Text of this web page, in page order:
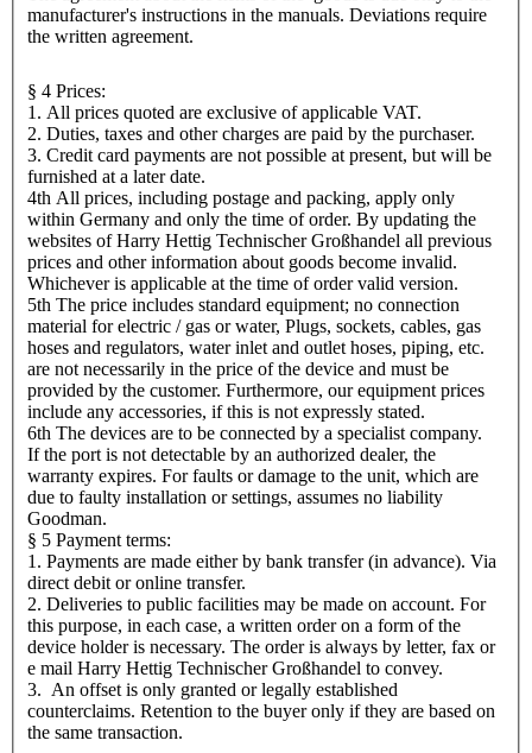
manufacturer's instructions in the manuals. Deviations require
the written agreement.
§ 4 Prices:
1. All prices quoted are exclusive of applicable VAT.
2. Duties, taxes and other charges are paid by the purchaser.
3. Credit card payments are not possible at present, but will be
furnished at a later date.
4th All prices, including postage and packing, apply only
within Germany and only the time of order. By updating the
websites of Harry Hettig Technischer Großhandel all previous
prices and other information about goods become invalid.
Whichever is applicable at the time of order valid version.
5th The price includes standard equipment; no connection
material for electric / gas or water, Plugs, sockets, cables, gas
hoses and regulators, water inlet and outlet hoses, piping, etc.
are not necessarily in the price of the device and must be
provided by the customer. Furthermore, our equipment prices
include any accessories, if this is not expressly stated.
6th The devices are to be connected by a specialist company.
If the port is not detectable by an authorized dealer, the
warranty expires. For faults or damage to the unit, which are
due to faulty installation or settings, assumes no liability
Goodman.
§ 5 Payment terms:
1. Payments are made either by bank transfer (in advance). Via
direct debit or online transfer.
2. Deliveries to public facilities may be made on account. For
this purpose, in each case, a written order on a form of the
device holder is necessary. The order is always by letter, fax or
e mail Harry Hettig Technischer Großhandel to convey.
3. An offset is only granted or legally established
counterclaims. Retention to the buyer only if they are based on
the same transaction.